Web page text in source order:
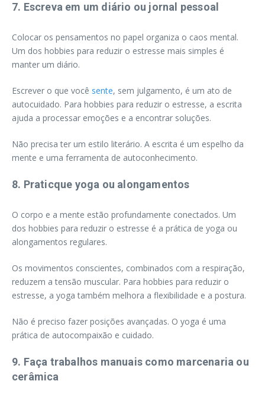
7. Escreva em um diário ou jornal pessoal
Colocar os pensamentos no papel organiza o caos mental.
Um dos hobbies para reduzir o estresse mais simples é
manter um diário.
Escrever o que você sente, sem julgamento, é um ato de
autocuidado. Para hobbies para reduzir o estresse, a escrita
ajuda a processar emoções e a encontrar soluções.
Não precisa ter um estilo literário. A escrita é um espelho da
mente e uma ferramenta de autoconhecimento.
8. Praticque yoga ou alongamentos
O corpo e a mente estão profundamente conectados. Um
dos hobbies para reduzir o estresse é a prática de yoga ou
alongamentos regulares.
Os movimentos conscientes, combinados com a respiração,
reduzem a tensão muscular. Para hobbies para reduzir o
estresse, a yoga também melhora a flexibilidade e a postura.
Não é preciso fazer posições avançadas. O yoga é uma
prática de autocompaixão e cuidado.
9. Faça trabalhos manuais como marcenaria ou
cerâmica